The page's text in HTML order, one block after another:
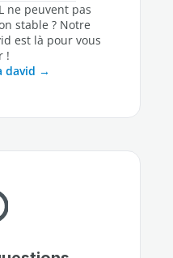
ne peuvent pas
stable ? Notre
est là pour vous
!
david